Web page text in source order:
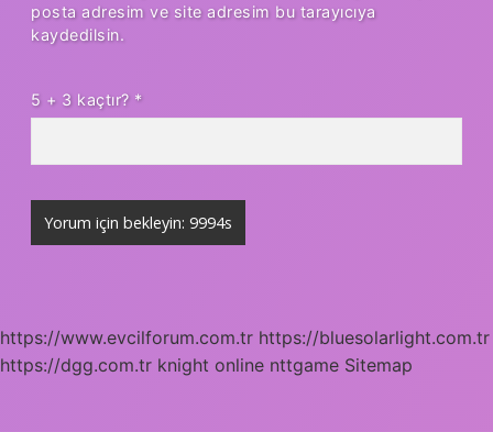
posta adresim ve site adresim bu tarayıcıya
kaydedilsin.
5 + 3 kaçtır? *
https://www.evcilforum.com.tr https://bluesolarlight.com.tr
https://dgg.com.tr knight online nttgame Sitemap